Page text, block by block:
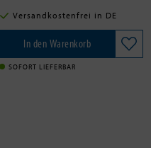
Versandkostenfrei in DE
In den Warenkorb
SOFORT LIEFERBAR